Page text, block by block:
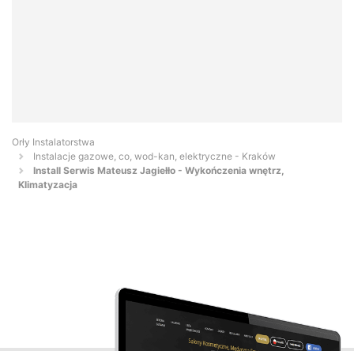
Orły Instalatorstwa
Instalacje gazowe, co, wod-kan, elektryczne - Kraków
Install Serwis Mateusz Jagiełło - Wykończenia wnętrz,
Klimatyzacja